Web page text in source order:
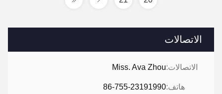
الاتصالات
الاتصالات:Miss. Ava Zhou
هاتف:86-755-23191990